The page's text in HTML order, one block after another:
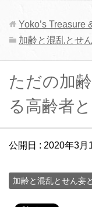
Yoko’s Treasure
加齢と混乱とせ
ただの加
る高齢者
公開日 : 2020年3月
加齢と混乱とせん妄と